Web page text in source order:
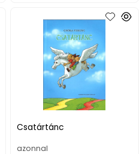
Csatártánc
azonnal